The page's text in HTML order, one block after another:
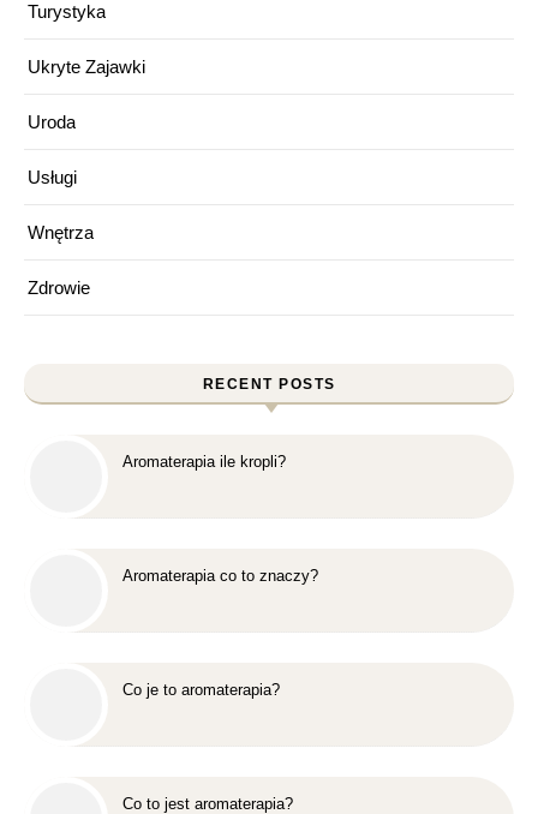
Turystyka
Ukryte Zajawki
Uroda
Usługi
Wnętrza
Zdrowie
RECENT POSTS
Aromaterapia ile kropli?
Aromaterapia co to znaczy?
Co je to aromaterapia?
Co to jest aromaterapia?